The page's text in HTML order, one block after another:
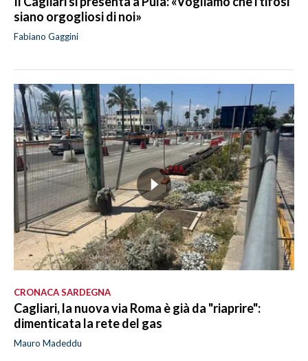
siano orgogliosi di noi»
Fabiano Gaggini
CRONACA SARDEGNA
Cagliari, la nuova via Roma è già da "riaprire":
dimenticata la rete del gas
Mauro Madeddu